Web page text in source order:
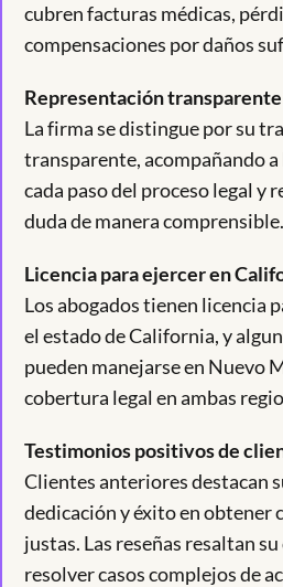
cubren facturas médicas,
compensaciones por daños
Representación
La firma se distingue por su
transparente, acompañando
cada paso del proceso legal y
duda de manera comprensible.
Licencia para ejercer en
Los abogados tienen licencia
el estado de California, y
pueden manejarse en Nuevo
cobertura legal en ambas
Testimonios positivos de
Clientes anteriores destacan
dedicación y éxito en obtener
justas. Las reseñas resaltan
resolver casos complejos de